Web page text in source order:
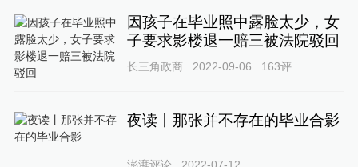
因孩子在毕业照中露脸太少，女
子要求影楼退一赔三被法院驳回
长三角政商 2022-09-06 163评
夜读丨那张并不存在的毕业合影